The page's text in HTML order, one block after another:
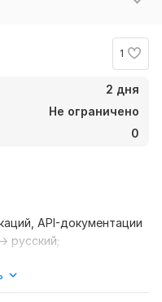
1
2 дня
Не ограничено
0
API-документации
русский;